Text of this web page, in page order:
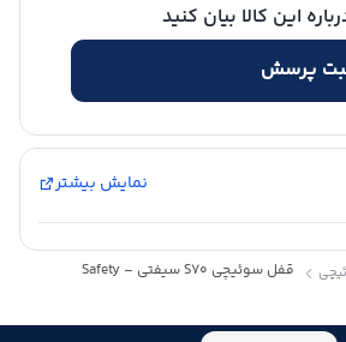
این کالا بیان کنید
پرسش
نمایش بیشتر
قفل سوئیچی S70 سیفتی – Safety